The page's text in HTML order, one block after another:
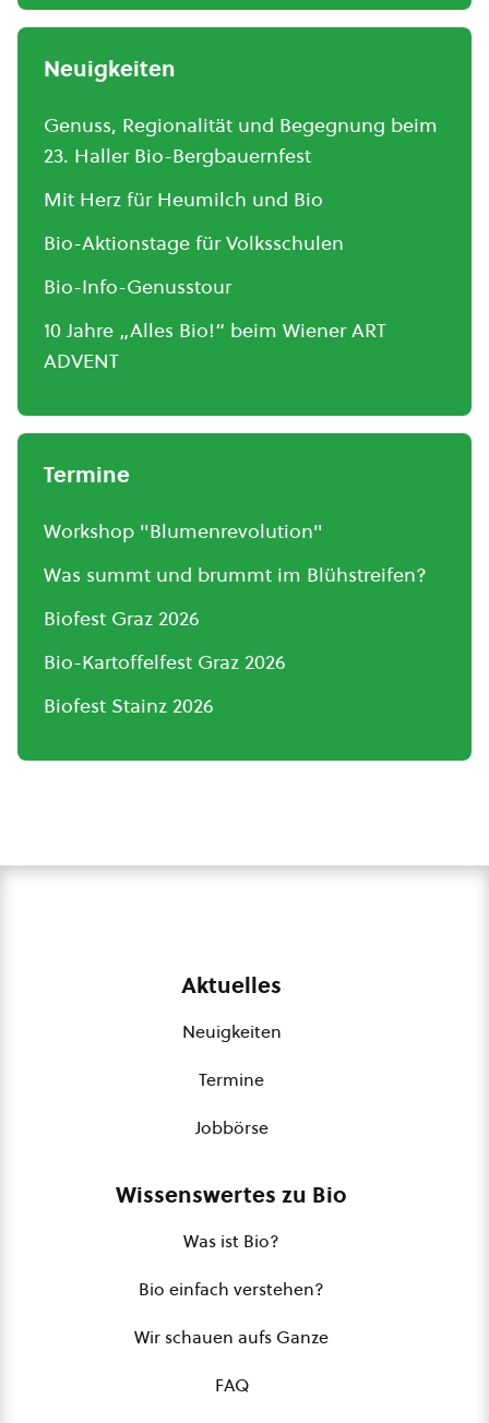
Neuigkeiten
Genuss, Regionalität und Begegnung beim
23. Haller Bio-Bergbauernfest
Mit Herz für Heumilch und Bio
Bio-Aktionstage für Volksschulen
Bio-Info-Genusstour
10 Jahre „Alles Bio!“ beim Wiener ART
ADVENT
Termine
Workshop "Blumenrevolution"
Was summt und brummt im Blühstreifen?
Biofest Graz 2026
Bio-Kartoffelfest Graz 2026
Biofest Stainz 2026
Aktuelles
Neuigkeiten
Termine
Jobbörse
Wissenswertes zu Bio
Was ist Bio?
Bio einfach verstehen?
Wir schauen aufs Ganze
FAQ